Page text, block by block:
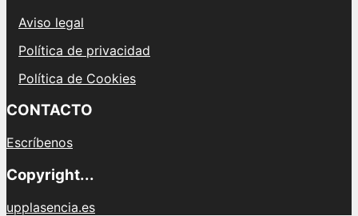
Aviso legal
Política de privacidad
Política de Cookies
CONTACTO
Escríbenos
Copyright...
upplasencia.es